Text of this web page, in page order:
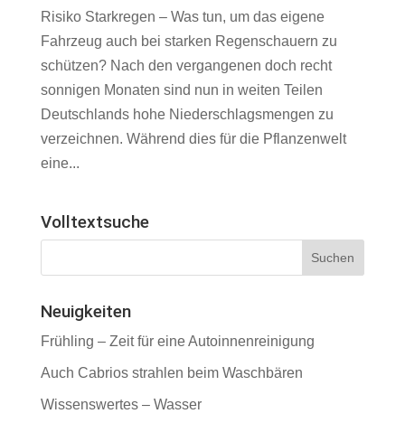
Risiko Starkregen – Was tun, um das eigene
Fahrzeug auch bei starken Regenschauern zu
schützen? Nach den vergangenen doch recht
sonnigen Monaten sind nun in weiten Teilen
Deutschlands hohe Niederschlagsmengen zu
verzeichnen. Während dies für die Pflanzenwelt
eine...
Volltextsuche
Neuigkeiten
Frühling – Zeit für eine Autoinnenreinigung
Auch Cabrios strahlen beim Waschbären
Wissenswertes – Wasser